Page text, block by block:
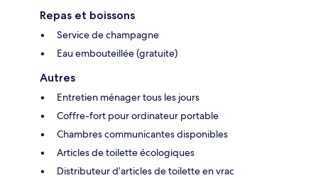
Repas et boissons
Service de champagne
Eau embouteillée (gratuite)
Autres
Entretien ménager tous les jours
Coffre-fort pour ordinateur portable
Chambres communicantes disponibles
Articles de toilette écologiques
Distributeur d’articles de toilette en vrac